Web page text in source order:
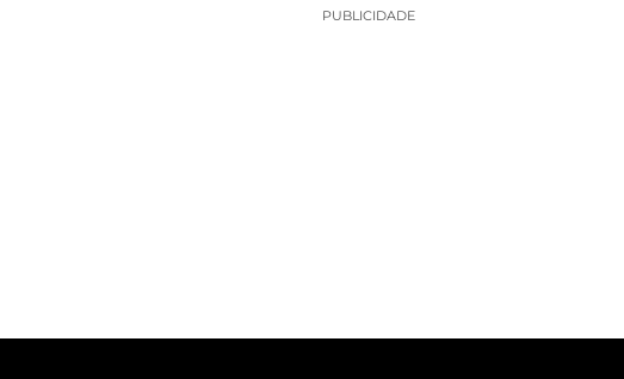
PUBLICIDADE